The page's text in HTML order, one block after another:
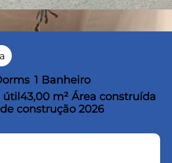
1 Banheiro
43,00 m² Área construída
construção 2026